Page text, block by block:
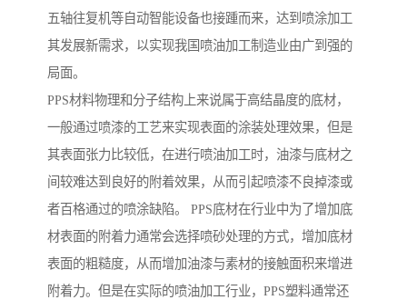
五轴往复机等自动智能设备也接踵而来，达到喷涂加工
其发展新需求，以实现我国喷油加工制造业由广到强的
局面。
PPS材料物理和分子结构上来说属于高结晶度的底材，
一般通过喷漆的工艺来实现表面的涂装处理效果，但是
其表面张力比较低，在进行喷油加工时，油漆与底材之
间较难达到良好的附着效果，从而引起喷漆不良掉漆或
者百格通过的喷涂缺陷。 PPS底材在行业中为了增加底
材表面的附着力通常会选择喷砂处理的方式，增加底材
表面的粗糙度，从而增加油漆与素材的接触面积来增进
附着力。但是在实际的喷油加工行业，PPS塑料通常还